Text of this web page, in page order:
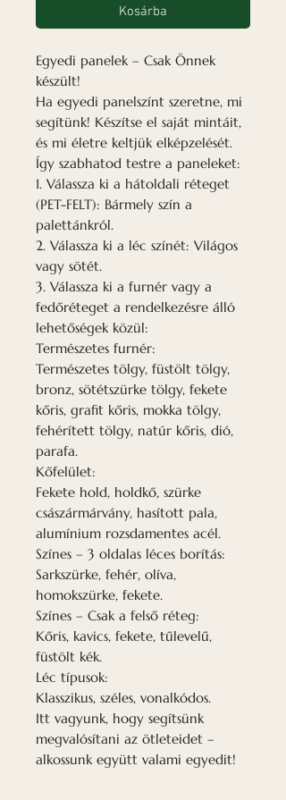
Kosárba
Egyedi panelek – Csak Önnek
készült!
Ha egyedi panelszínt szeretne, mi
segítünk! Készítse el saját mintáit,
és mi életre keltjük elképzelését.
Így szabhatod testre a paneleket:
1. Válassza ki a hátoldali réteget
(PET-FELT): Bármely szín a
palettánkról.
2. Válassza ki a léc színét: Világos
vagy sötét.
3. Válassza ki a furnér vagy a
fedőréteget a rendelkezésre álló
lehetőségek közül:
Természetes furnér:
Természetes tölgy, füstölt tölgy,
bronz, sötétszürke tölgy, fekete
kőris, grafit kőris, mokka tölgy,
fehérített tölgy, natúr kőris, dió,
parafa.
Kőfelület:
Fekete hold, holdkő, szürke
császármárvány, hasított pala,
alumínium rozsdamentes acél.
Színes – 3 oldalas léces borítás:
Sarkszürke, fehér, olíva,
homokszürke, fekete.
Színes – Csak a felső réteg:
Kőris, kavics, fekete, tűlevelű,
füstölt kék.
Léc típusok:
Klasszikus, széles, vonalkódos.
Itt vagyunk, hogy segítsünk
megvalósítani az ötleteidet –
alkossunk együtt valami egyedit!